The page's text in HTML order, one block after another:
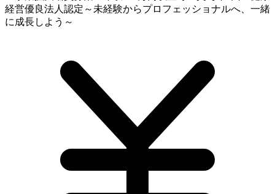
経営優良法人認定～未経験からプロフェッショナルへ、一緒
に成長しよう～